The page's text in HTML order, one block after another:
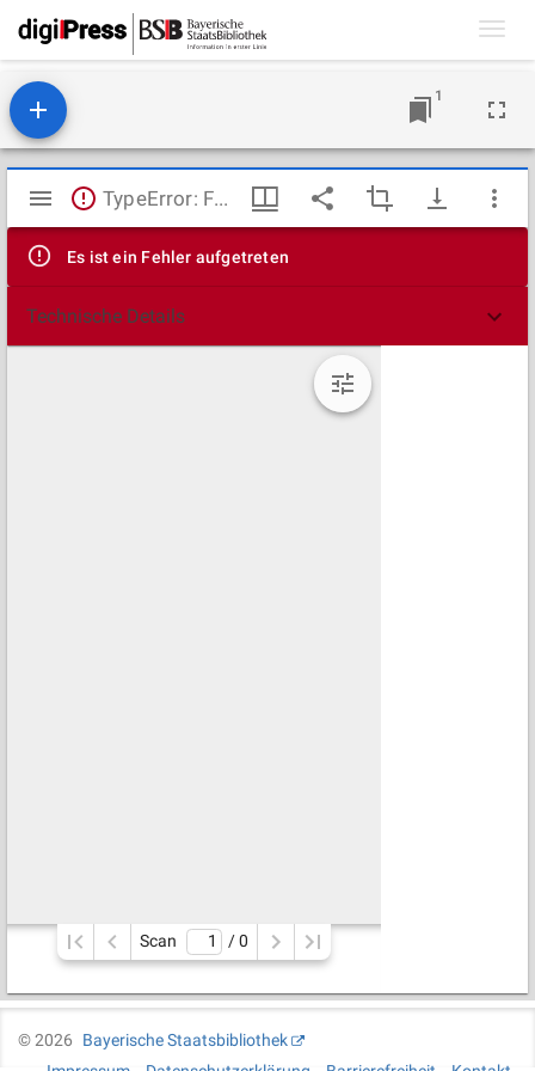
1
Mirador
Viewer
TypeError: Failed to fetch
Es ist ein Fehler aufgetreten
Technische Details
Scan / 0
©2026
Bayerische Staatsbibliothek